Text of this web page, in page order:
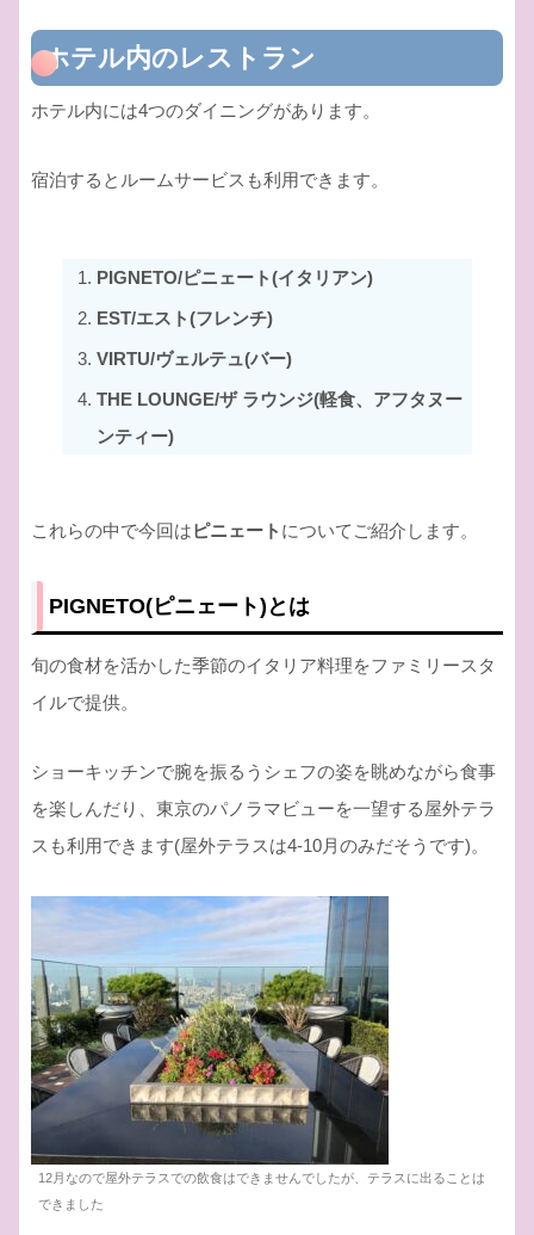
ホテル内のレストラン
ホテル内には4つのダイニングがあります。
宿泊するとルームサービスも利用できます。
PIGNETO/ピニェート(イタリアン)
EST/エスト(フレンチ)
VIRTU/ヴェルテュ(バー)
THE LOUNGE/ザ ラウンジ(軽食、アフタヌー
ンティー)
これらの中で今回はピニェート についてご紹介します。
PIGNETO(ピニェート)とは
旬の食材を活かした季節のイタリア料理をファミリースタ
イルで提供。
ショーキッチンで腕を振るうシェフの姿を眺めながら食事
を楽しんだり、東京のパノラマビューを一望する屋外テラ
スも利用できます(屋外テラスは4-10月のみだそうです)。
12月なので屋外テラスでの飲食はできませんでしたが、テラスに出ることは
できました